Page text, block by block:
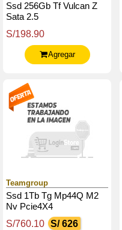
Ssd 256Gb Tf Vulcan Z
Sata 2.5
S/198.90
Agregar
Teamgroup
Ssd 1Tb Tg Mp44Q M2
Nv Pcie4X4
S/760.10 S/ 626